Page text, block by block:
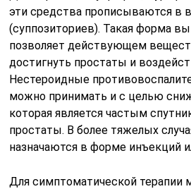
эти средства прописываются в
(суппозиториев). Такая форма
позволяет действующем
достигнуть простаты и
Нестероидные
можно принимать и с целью
которая является частым
простаты. В более тяжелых
назначаются в форме инъекций
Для симптоматической терапии